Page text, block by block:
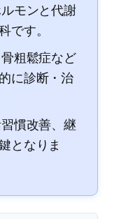
モンと代謝
です。
粗鬆症など
に診断・治
慣改善、継
となりま